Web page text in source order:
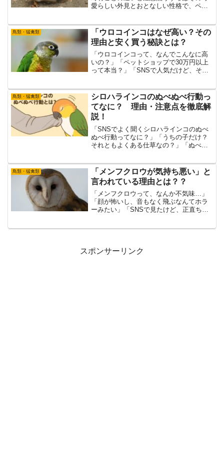
愛らしい外見とおとなしい性格で、ペッ
がいくつかあります。その中でも、飼育
する前に確認しておきたいの...
鳥類・猛禽類
「ウロコインコはなぜ高い？その
理由と安く買う秘訣とは？
「ウロコインコって、なんでこんなに高
いの？」「ペットショップで30万円以上
って本当？」「SNSで人気だけど、そん
ンコの価格が高い理由について、わかり
やすく解説します。実...
鳥類・猛禽類
シロハラインコのぬべぬべ行動っ
てなに？ 理由・注意点を徹底解
説！
「SNSでよく聞くシロハラインコのぬべ
ぬべ行動ってなに？」「うちの子だけ？
それともよくある仕草なの？」「ぬべぬ
て、本記事ではシロハラインコのぬべぬ
べ行動の正体を徹底解説し...
鳥類・猛禽類
「メンフクロウが気持ち悪い」と
言われている理由とは？？
「メンフクロウって、なんか不気味…」
「顔が怖いし、音もなく飛ぶなんてホラ
ーみたい」「SNSで見たけど、正直ちょ
スポンサーリンク